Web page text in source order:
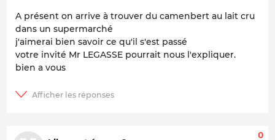
A présent on arrive à trouver du camenbert au lait cru
dans un supermarché
j'aimerai bien savoir ce qu'il s'est passé
votre invité Mr LEGASSE pourrait nous l'expliquer.
bien a vous
0